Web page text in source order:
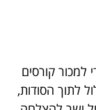
קורסים
לתוך הסודות,